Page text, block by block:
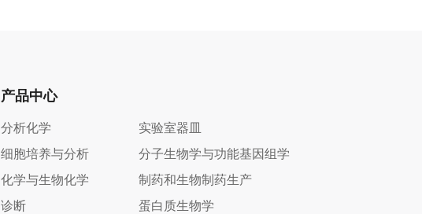
产品中心
分析化学
细胞培养与分析
化学与生物化学
诊断
实验室器皿
分子生物学与功能基因组学
制药和生物制药生产
蛋白质生物学